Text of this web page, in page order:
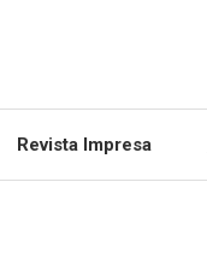
Revista Impresa